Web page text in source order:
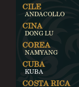
CILE
ANDACOLLO
CINA
DONG LU
COREA
NAMYANG
CUBA
KUBA
COSTA RICA